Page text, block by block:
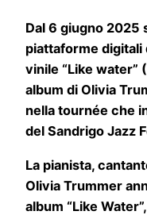
Dal 6 giugno 2025
piattaforme digitali
vinile “Like water”
album di Olivia
nella tournée che
del Sandrigo Jazz
La pianista,
Olivia Trummer
album “Like